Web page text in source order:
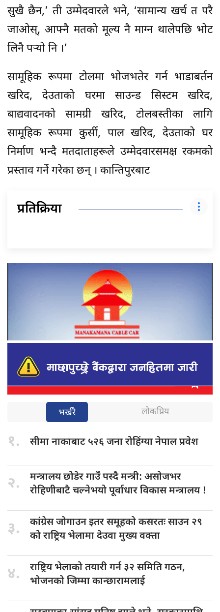
सुखै छैन,’ ती उम्मेदवारले भने, ‘सामान्य खर्च त परै
जाओस्, आफ्नै मतको मूल्य नै माग्न थालेपछि भोट
लिनै पर्‍यो नि ।’
सामूहिक रूपमा टोलमा भोजभतेर गर्न भाडाबर्तन
खरिद, देउताको घरमा साउन्ड सिस्टम खरिद,
बाद्यवादनको सामग्री खरिद, टोलबस्तीका लागि
सामूहिक रूपमा कुर्सी, पाल खरिद, देउताको घर
निर्माण भन्दै मतदाताहरूले उम्मेदवारसमक्ष रकमको
प्रस्ताव गर्ने गरेका छन् । कान्तिपुरबाट
प्रतिक्रिया
भर्खरै लोकप्रिय
१. सीमा नाकाबाट ५२६ जना रोहिंग्या नेपाल प्रवेश
२. मन्त्रालय छोडेरगाउँ पस्दै मन्त्री: असोजभर
रोहिणीबाटै चल्नेभयो पूर्वाधार विकास मन्त्रालय !
३. कांग्रेस जोगाउनइतर समूहको कसरतः साउन २९
को राष्ट्रिय भेलामा देउवा मुख्य वक्ता
४. राष्ट्रिय भेलाकोतयारी गर्न ३२ समिति गठन,
भोजनको जिम्मा कान्छारामलाई